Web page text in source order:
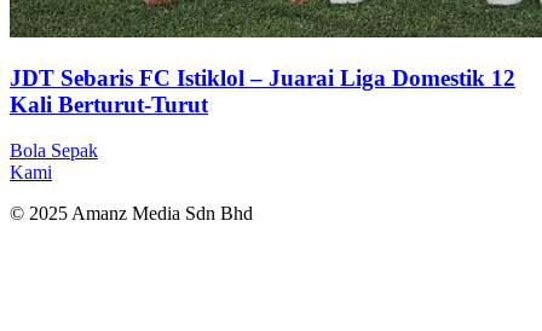
JDT Sebaris FC Istiklol – Juarai Liga Domestik 12
Kali Berturut-Turut
Bola Sepak
Kami
© 2025 Amanz Media Sdn Bhd